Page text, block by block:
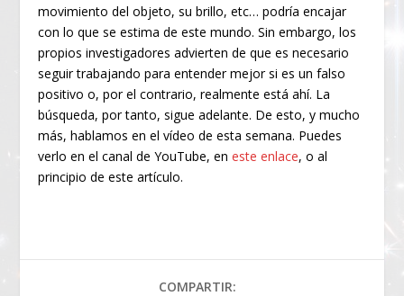
movimiento del objeto, su brillo, etc… podría encajar
con lo que se estima de este mundo. Sin embargo, los
propios investigadores advierten de que es necesario
seguir trabajando para entender mejor si es un falso
positivo o, por el contrario, realmente está ahí. La
búsqueda, por tanto, sigue adelante. De esto, y mucho
más, hablamos en el vídeo de esta semana. Puedes
verlo en el canal de YouTube, eneste enlace, o al
principio de este artículo.
COMPARTIR: